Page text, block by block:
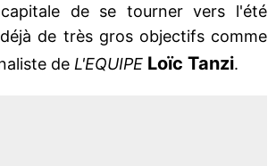
de se tourner vers l'été
de très gros objectifs comme
de L'EQUIPE Loïc Tanzi.